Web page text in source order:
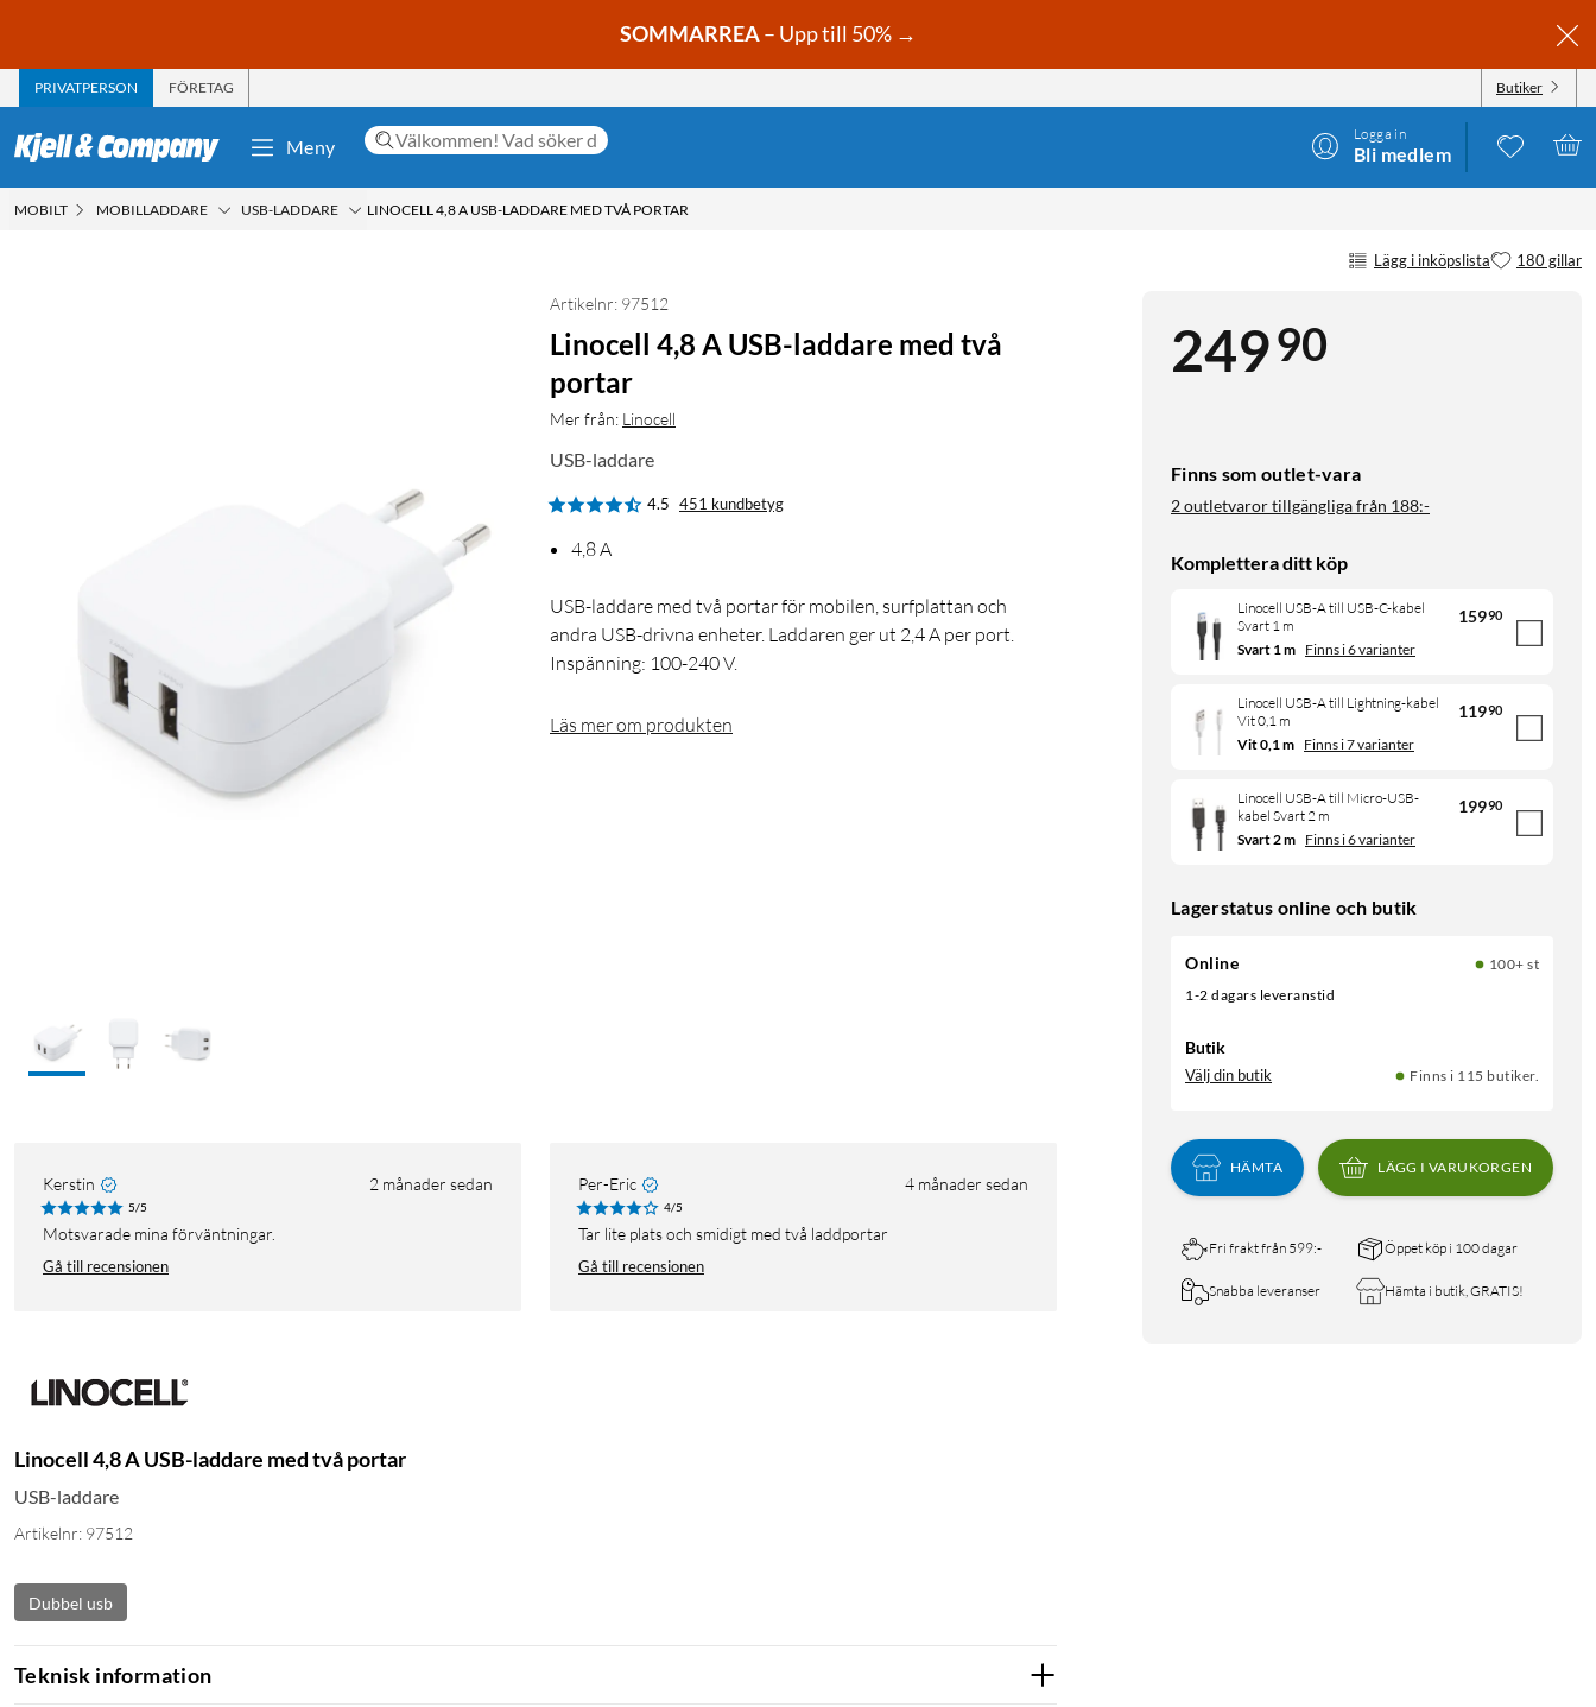
SOMMARREA– Upp till 50% →
PRIVATPERSON FÖRETAG Butiker
Meny
Logga in
Bli medlem
MOBILT MOBILLADDARE USB-LADDARE LINOCELL 4,8 A USB-LADDARE MED TVÅ PORTAR
Lägg i inköpslista 180 gillar
24990
Finns som outlet-vara
2 outletvaror tillgängliga från 188:-
Komplettera ditt köp
Linocell USB-A till USB-C-kabel
Svart 1 m
15990
Svart 1 m Finns i 6 varianter
Linocell USB-A till Lightning-kabel
Vit 0,1 m
11990
Vit 0,1 m Finns i 7 varianter
Linocell USB-A till Micro-USB-
kabel Svart 2 m
19990
Svart 2 m Finns i 6 varianter
Lagerstatus online och butik
Online
100+ st
1-2 dagars leveranstid
Butik
Välj din butik Finns i 115 butiker.
HÄMTA LÄGG I VARUKORGEN
Fri frakt från 599:- Öppet köp i 100 dagar
Snabba leveranser Hämta i butik, GRATIS!
Artikelnr: 97512
Linocell 4,8 A USB-laddare med två
portar
Mer från: Linocell
USB-laddare
4.5 451 kundbetyg
4,8 A
USB-laddare med två portar för mobilen, surfplattan och
andra USB-drivna enheter. Laddaren ger ut 2,4 A per port.
Inspänning: 100-240 V.
Läs mer om produkten
Kerstin 2 månader sedan
5/5
Motsvarade mina förväntningar.
Gå till recensionen
Per-Eric 4 månader sedan
4/5
Tar lite plats och smidigt med två laddportar
Gå till recensionen
Linocell 4,8 A USB-laddare med två portar
USB-laddare
Artikelnr: 97512
Dubbel usb
Teknisk information